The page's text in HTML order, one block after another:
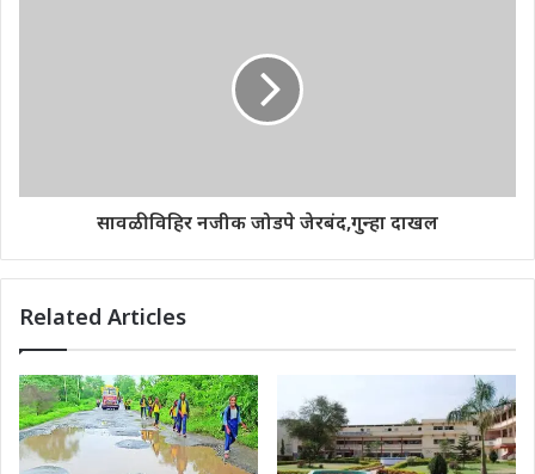
सावळीविहिर नजीक जोडपे जेरबंद,गुन्हा दाखल
Related Articles